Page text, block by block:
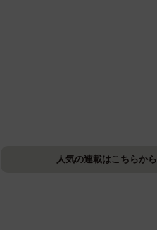
人気の連載はこちらから